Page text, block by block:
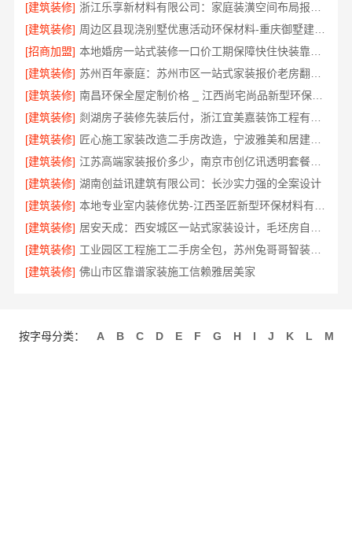
[建筑装修]
[建筑装修]
周边区县现浇别墅优惠活动环保材料-重庆御墅建筑材料有限公司
[招商加盟]
[建筑装修]
[建筑装修]
南昌环保全屋定制价格 _ 江西尚宅尚品新型环保材料有限公司_严控成本环保达标
[建筑装修]
[建筑装修]
匠心施工家装改造二手房改造，宁波雅美和居建材科技有限公司
[建筑装修]
江苏高端家装报价多少，南京市创亿讯透明套餐性价比
[建筑装修] 湖南创益讯建筑有限公司：长沙实力强的全案设计
[建筑装修]
[建筑装修]
[建筑装修]
工业园区工程施工二手房全包，苏州兔哥哥智装新材料有限公司从毛坯到精装交付
[建筑装修] 佛山市区靠谱家装施工信赖雅居美家
按字母分类： A B C D E F G H I J K L
M